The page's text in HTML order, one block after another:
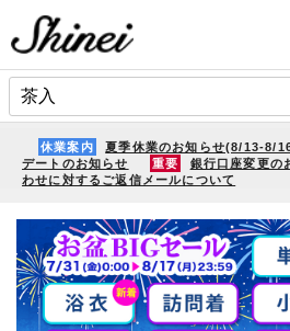
休業案内 夏季休業のお知らせ(8/13-8/
デートのお知らせ
重要 銀行口座変更の
わせに対するご返信メールについて